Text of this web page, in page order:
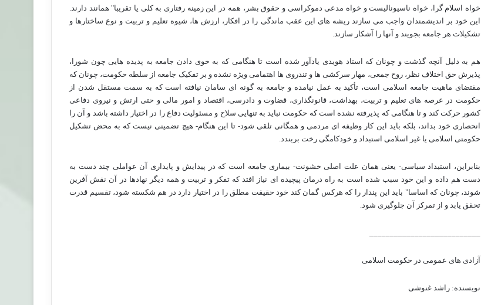
خواه اسلام گرا، خواه ناسیونالیست و خواه مدعی دموکراسی و حقوق بشر، همه در این زمینه رفتاری به کلی یا تقریبا" همانند دارند.
این خود بر اندیشمندان واجب می سازند ریشه های این عقب ماندگی را در افکار، ارزش ها، شیوه تعلیم و تربیت و نوع ساختارها و
تشکیلات هر جامعه بجویند و آنها را آشکار سازند.
هم به دلیل آنچه گذشت و چونان که استاد هویدی یادآور شده است تا هنگامی که به خوی دادن جامعه به پدیده هایی چون شورا،
پذیرش حق اختلاف نظر، روح جمعی، مهار سرکشی ها و تندروی ها اهتمامی ویژه نشده و بر تفکیک جامعه از سلطه حکومت، چونان که
مقتضای ماهیت جامعه اسلامی است، تأکید به عمل نیامده و جامعه به گونه ای سامان نیافته است که به سمت مستقل شدن از
حکومت در عرصه های تعلیم و تربیت، بهداشت، قانونگذاری، قضاوت و دادرسی، اقتصاد و امور مالی و حتی ارتش و نیروی دفاعی
کشور حرکت کند و تا هنگامی که پذیرفته نشده است که حکومت نباید به تنهایی سلاح و مسئولیت دفاع را در اختیار داشته باشد و آن را
انحصاری خود بداند، بلکه باید این کار وظیفه ای مردمی و همگانی تلقی شود- تا این هنگام- هیچ تضمینی نیست که به محض تشکیل
حکومتی اسلامی یا غیر اسلامی استبداد و خودکامگی رخت بربندد.
بنابراین، استبداد سیاسی- یعنی همان علت اصلی خشونت- بیماری جامعه است که در پیدایش و پایداری آن عواملی چند دست به
دست هم داده و این خود سبب شده است به راه درمان پیچیده ای نیاز افتد که تفکر و تربیت و همه دیگر نهادها در آن نقش آفرین
شوند، چونان که اساسا" باید این پندار را که هرکس گمان کند خود حقیقت مطلق را در اختیار دارد در هم شکسته شود، تقسیم قدرت
تحقق یابد و از تمرکز آن جلوگیری شود.
آزادی های عمومی در حکومت اسلامی
نویسنده: راشد غنوشی